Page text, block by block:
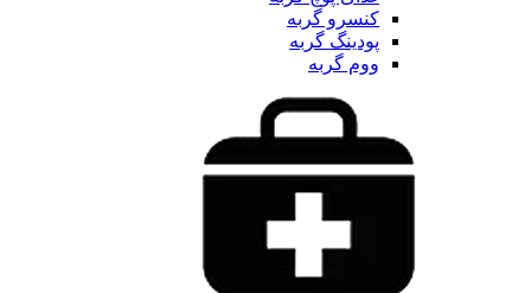
کنسرو گربه
پودینگ گربه
ووم گربه